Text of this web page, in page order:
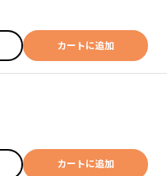
カートに追加
カートに追加